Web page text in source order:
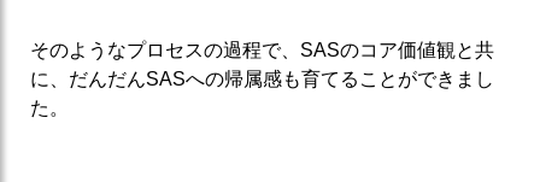
そのようなプロセスの過程で、SASのコア価値観と共
に、だんだんSASへの帰属感も育てることができまし
た。